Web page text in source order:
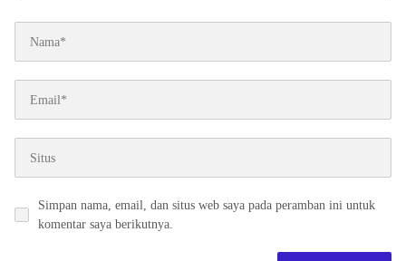
Simpan nama, email, dan situs web saya pada peramban ini untuk
komentar saya berikutnya.